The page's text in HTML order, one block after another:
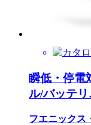
瞬低・停電
ル/バッテ
フエニックス